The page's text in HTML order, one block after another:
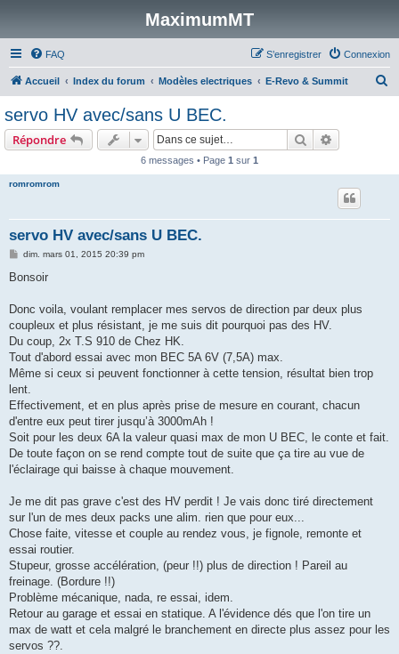
MaximumMT
FAQ Connexion
S’enregistrer
Accueil Index du forum Modèles electriques E-Revo & Summit
servo HV avec/sans U BEC.
Répondre Rechercher
6 messages • Page 1 sur 1
romromrom
servo HV avec/sans U BEC.
M
s
g
dim. mars 01, 2015 20:39 pm
Bonsoir
Donc voila, voulant remplacer mes servos de direction par deux plus
coupleux et plus résistant, je me suis dit pourquoi pas des HV.
Du coup, 2x T.S 910 de Chez HK.
Tout d'abord essai avec mon BEC 5A 6V (7,5A) max.
Même si ceux si peuvent fonctionner à cette tension, résultat bien trop
lent.
Effectivement, et en plus après prise de mesure en courant, chacun
d'entre eux peut tirer jusqu’à 3000mAh !
Soit pour les deux 6A la valeur quasi max de mon U BEC, le conte et fait.
De toute façon on se rend compte tout de suite que ça tire au vue de
l'éclairage qui baisse à chaque mouvement.
Je me dit pas grave c'est des HV perdit ! Je vais donc tiré directement
sur l'un de mes deux packs une alim. rien que pour eux...
Chose faite, vitesse et couple au rendez vous, je fignole, remonte et
essai routier.
Stupeur, grosse accélération, (peur !!) plus de direction ! Pareil au
freinage. (Bordure !!)
Problème mécanique, nada, re essai, idem.
Retour au garage et essai en statique. A l'évidence dés que l'on tire un
max de watt et cela malgré le branchement en directe plus assez pour les
servos ??.